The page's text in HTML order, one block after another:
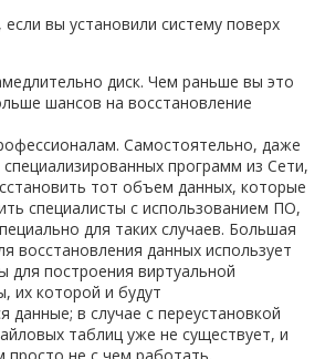
вы установили систему поверх
диск. Чем раньше вы это
шансов на восстановление
Самостоятельно, даже
программ из Сети,
тот объем данных, которые
специалисты с использованием ПО,
для таких случаев. Большая
восстановления данных использует
для построения виртуальной
их которой и будут
данные; в случае с переустановкой
таблиц уже не существует, и